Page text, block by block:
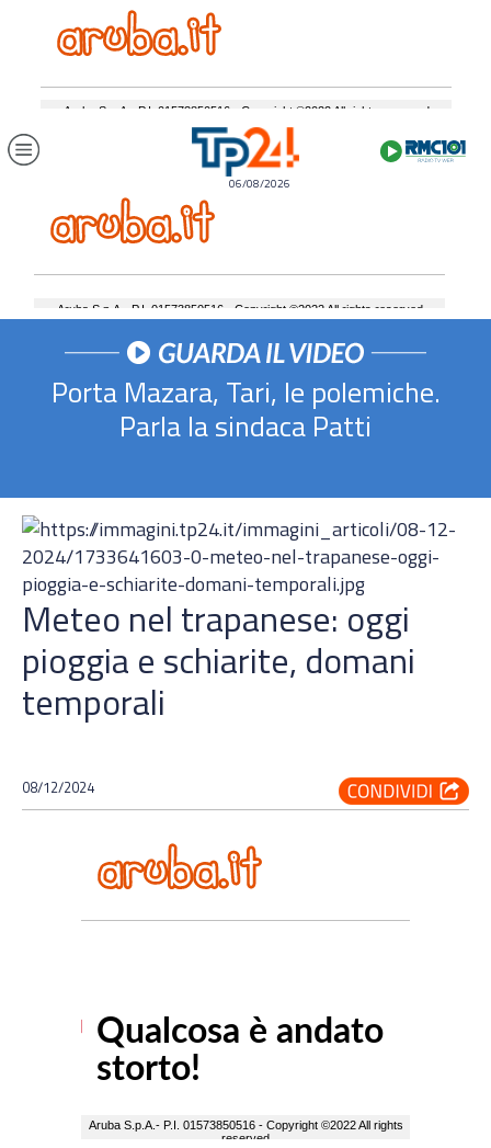
06/08/2026
Porta Mazara, Tari, le polemiche.
Parla la sindaca Patti
Meteo nel trapanese: oggi
pioggia e schiarite, domani
temporali
08/12/2024